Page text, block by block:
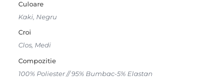
Culoare
Kaki, Negru
Croi
Clos, Medi
Compozitie
100% Poliester // 95% Bumbac-5% Elastan